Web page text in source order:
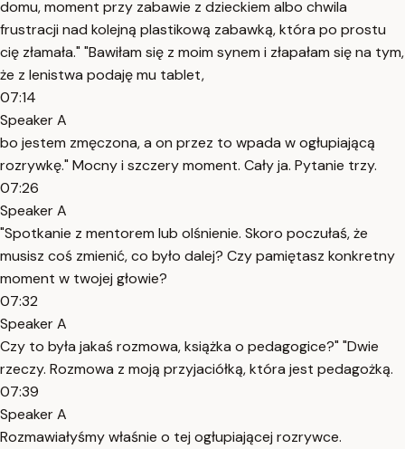
domu, moment przy zabawie z dzieckiem albo chwila
frustracji nad kolejną plastikową zabawką, która po prostu
cię złamała." "Bawiłam się z moim synem i złapałam się na tym,
że z lenistwa podaję mu tablet,
07:14
Speaker A
bo jestem zmęczona, a on przez to wpada w ogłupiającą
rozrywkę." Mocny i szczery moment. Cały ja. Pytanie trzy.
07:26
Speaker A
"Spotkanie z mentorem lub olśnienie. Skoro poczułaś, że
musisz coś zmienić, co było dalej? Czy pamiętasz konkretny
moment w twojej głowie?
07:32
Speaker A
Czy to była jakaś rozmowa, książka o pedagogice?" "Dwie
rzeczy. Rozmowa z moją przyjaciółką, która jest pedagożką.
07:39
Speaker A
Rozmawiałyśmy właśnie o tej ogłupiającej rozrywce.